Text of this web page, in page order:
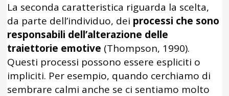
La seconda caratteristica riguarda la scelta,
da parte dell’individuo, dei processi che sono
responsabili dell’alterazione delle
traiettorie emotive (Thompson, 1990).
Questi processi possono essere espliciti o
impliciti. Per esempio, quando cerchiamo di
sembrare calmi anche se ci sentiamo molto